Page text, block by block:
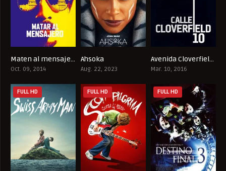
6.9Maten al mensajero
Oct. 09, 2014
Ahsoka
Aug. 22, 2023
7.2Avenida Cloverfield 10
Mar. 10, 2016
FULL HD FULL HD FULL HD